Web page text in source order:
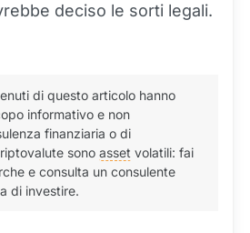
deciso le sorti legali.
di questo articolo hanno
informativo e non
finanziaria o di
sono asset volatili: fai
e consulta un consulente
di investire.